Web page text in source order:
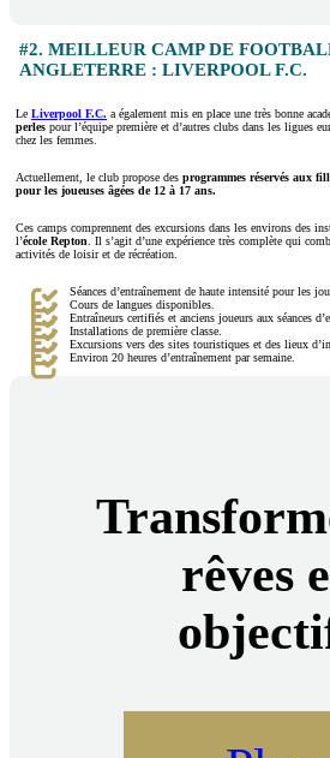
#2. MEILLEUR CAMP DE
ANGLETERRE : LIVERPOOL F.C.
Le Liverpool F.C. a également mis en place une très bonne
perles pour l’équipe première et d’autres clubs dans les ligues
chez les femmes.
Actuellement, le club propose des programmes réservés aux
pour les joueuses âgées de 12 à 17 ans.
Ces camps comprennent des excursions dans les environs des
l’école Repton. Il s’agit d’une expérience très complète qui
activités de loisir et de récréation.
Séances d’entraînement de haute intensité pour les
Cours de langues disponibles.
Entraîneurs certifiés et anciens joueurs aux séances
Installations de première classe.
Excursions vers des sites touristiques et des lieux
Environ 20 heures d’entraînement par semaine.
rêves